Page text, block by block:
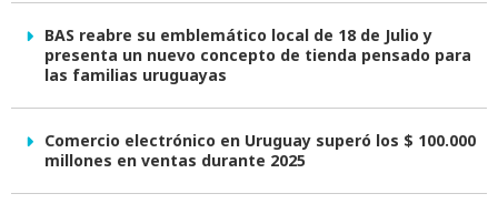
BAS reabre su emblemático local de 18 de Julio y
presenta un nuevo concepto de tienda pensado para
las familias uruguayas
Comercio electrónico en Uruguay superó los $ 100.000
millones en ventas durante 2025